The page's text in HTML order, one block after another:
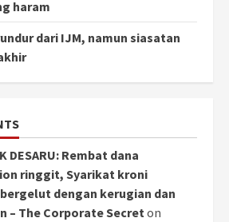
haram
dari IJM, namun siasatan
DESARU: Rembat dana
ringgit, Syarikat kroni
dengan kerugian dan
– The Corporate Secreton